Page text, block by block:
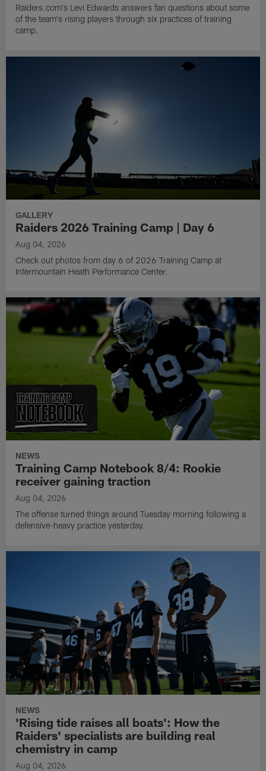
Raiders.com's Levi Edwards answers fan questions about some
of the team's rising players through six practices of training
camp.
GALLERY
Raiders 2026 Training Camp | Day 6
Aug 04, 2026
Check out photos from day 6 of 2026 Training Camp at
Intermountain Heath Performance Center.
NEWS
Training Camp Notebook 8/4: Rookie
receiver gaining traction
Aug 04, 2026
The offense turned things around Tuesday morning following a
defensive-heavy practice yesterday.
NEWS
'Rising tide raises all boats': How the
Raiders' specialists are building real
chemistry in camp
Aug 04, 2026